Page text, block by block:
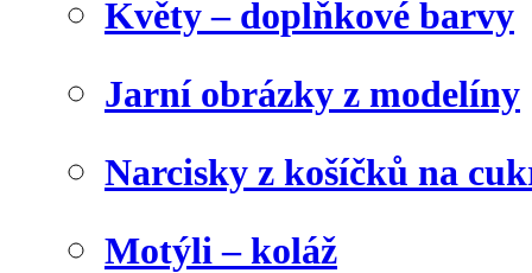
Květy – doplňkové barvy
Jarní obrázky z modelíny
Narcisky z košíčků na
Motýli – koláž